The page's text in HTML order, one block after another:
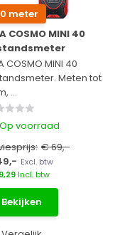
meter
COSMO MINI 40
COSMO MINI 40
Meten tot
...
Op voorraad
€ 69,-
Excl. btw
Incl. btw
Bekijken